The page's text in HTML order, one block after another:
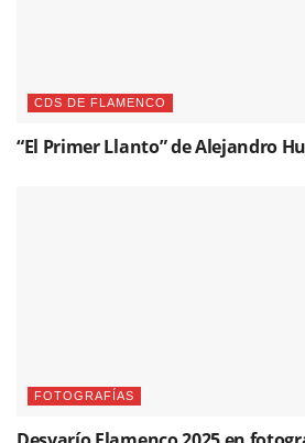
CDS DE FLAMENCO
“El Primer Llanto” de Alejandro
FOTOGRAFÍAS